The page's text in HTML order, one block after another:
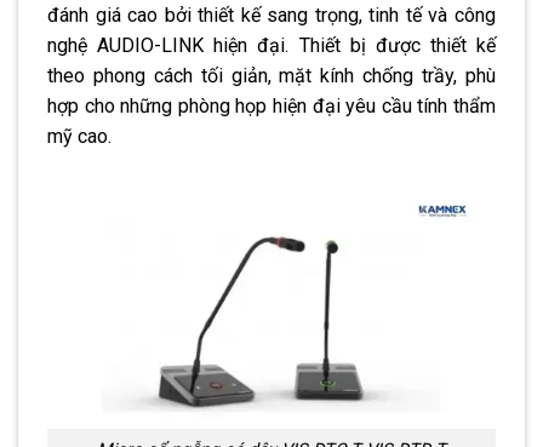
đánh giá cao bởi thiết kế sang trọng, tinh tế và công
nghệ AUDIO-LINK hiện đại. Thiết bị được thiết kế
theo phong cách tối giản, mặt kính chống trầy, phù
hợp cho những phòng họp hiện đại yêu cầu tính thẩm
mỹ cao.